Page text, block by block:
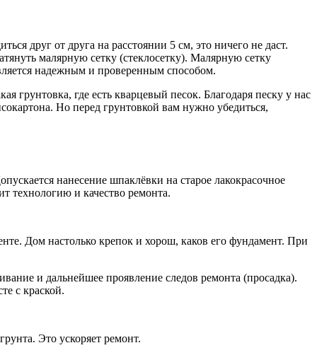
друг от друга на расстоянии 5 см, это ничего не даст.
малярную сетку (стеклосетку). Малярную сетку
надежным и проверенным способом.
грунтовка, где есть кварцевый песок. Благодаря песку у нас
Но перед грунтовкой вам нужно убедиться,
нане­се­ние шпа­клёв­ки на ста­рое лако­кра­соч­ное
тех­но­ло­гию и каче­ство ремонта.
Дом настоль­ко кре­пок и хорош, каков его фун­да­мент. При
и даль­ней­шее про­яв­ле­ние сле­дов ремон­та (про­сад­ка).
с краской.
Это уско­ря­ет ремонт.